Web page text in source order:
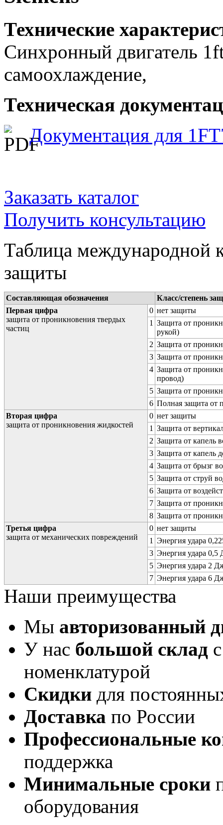
Технические
Синхронный двигатель
самоохлаждение,
Техническая
Документация для
Заказать каталог
Получить консультацию
Таблица международной
защиты
Составляющая обозначения
Класс/степень
Первая цифра
защита от проникновения твердых
частиц
0 нет защиты
1 Защита от
рукой)
2 Защита от
3 Защита от
4 Защита от
провод)
5 Защита от
6 Полная защита от
Вторая цифра
защита от проникновения жидкостей
0 нет защиты
1 Защита от
2 Защита от капель
3 Защита от капель
4 Защита от брызг
5 Защита от струй
6 Защита от
7 Защита от
8 Защита от
Третья цифра
защита от механических повреждений
0 нет защиты
1 Энергия удара
3 Энергия удара 0,5
5 Энергия удара 2
7 Энергия удара 6
Наши преимущества
Мы авторизованный
У нас большой склад
номенклатурой
Скидки для
Доставка по России
Профессиональные
поддержка
Минимальные сроки
оборудования